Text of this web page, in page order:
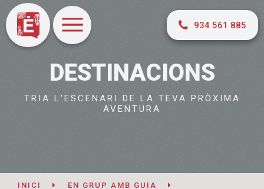
934 561 885
DESTINACIONS
TRIA L'ESCENARI DE LA TEVA PRÒXIMA
AVENTURA
INICI
EN GRUP AMB GUIA